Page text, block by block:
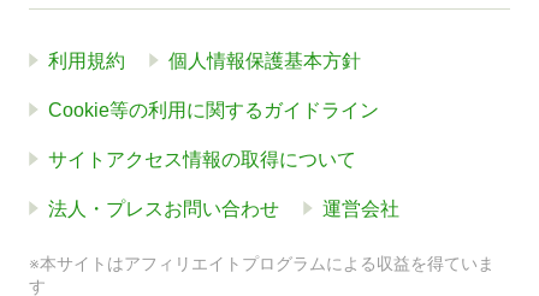
利用規約 個人情報保護基本方針
Cookie等の利用に関するガイドライン
サイトアクセス情報の取得について
法人・プレスお問い合わせ 運営会社
※本サイトはアフィリエイトプログラムによる収益を得ていま
す